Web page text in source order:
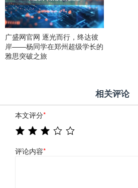
广盛网官网 逐光而行，终达彼
岸——杨同学在郑州超级学长的
雅思突破之旅
相关评论
本文评分*
评论内容*